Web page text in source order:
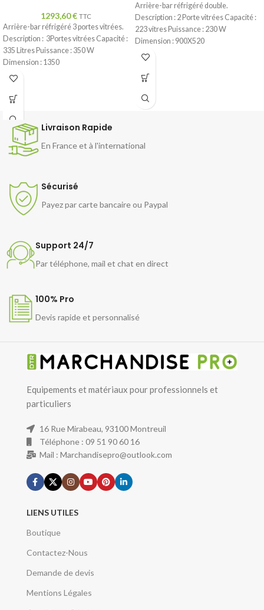
1293,60€ TTC
Arrière-bar réfrigéré 3 portes vitrées.
Description : 3Portes vitrées Capacité :
335 Litres Puissance : 350 W
Dimension : 1350
Arrière-bar réfrigéré double.
Description : 2 Porte vitrées Capacité :
223 vitres Puissance : 230 W
Dimension : 900X520
Livraison Rapide
En France et à l'international
Sécurisé
Payez par carte bancaire ou Paypal
Support 24/7
Par téléphone, mail et chat en direct
100% Pro
Devis rapide et personnalisé
Equipements et matériaux pour professionnels et
particuliers
16 Rue Mirabeau, 93100 Montreuil
Téléphone : 09 51 90 60 16
Mail : Marchandisepro@outlook.com
LIENS UTILES
Boutique
Contactez-Nous
Demande de devis
Mentions Légales